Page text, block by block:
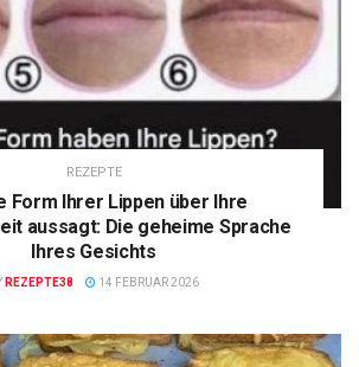
REZEPTE
Form Ihrer Lippen über Ihre
aussagt: Die geheime Sprache
Ihres Gesichts
REZEPTE38 14 FEBRUAR 2026